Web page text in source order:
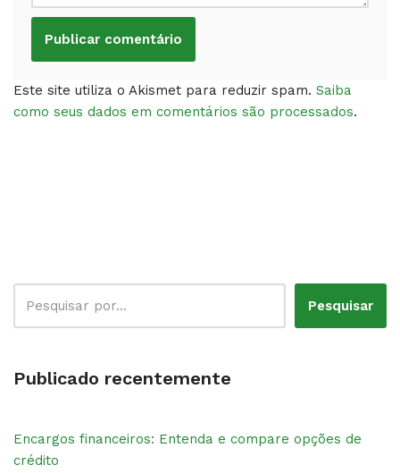
Este site utiliza o Akismet para reduzir spam. Saiba
como seus dados em comentários são processados.
Pesquisar
Publicado recentemente
Encargos financeiros: Entenda e compare opções de
crédito